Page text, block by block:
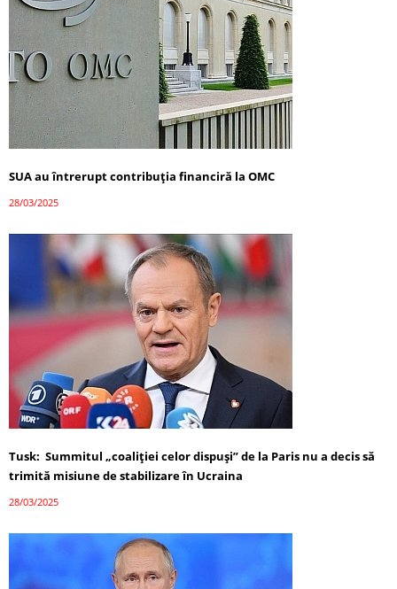
SUA au întrerupt contribuția financiră la OMC
28/03/2025
Tusk: Summitul „coaliției celor dispuși” de la Paris nu a decis să
trimită misiune de stabilizare în Ucraina
28/03/2025